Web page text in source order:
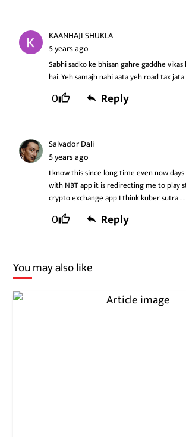
KAANHAJI SHUKLA
5 years ago
Sabhi sadko ke bhisan gahre gaddhe
hai. Yeh samajh nahi aata yeh road tax
0 Reply
Salvador Dali
5 years ago
I know this since long time even now
with NBT app it is redirecting me to play
crypto exchange app I think kuber sutra . .
0 Reply
You may also like